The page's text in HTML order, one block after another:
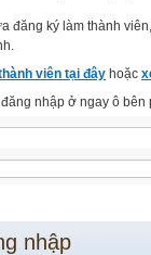
đăng ký làm thành
viên tại đây hoặc
nhập ở ngay ô bên
nhập